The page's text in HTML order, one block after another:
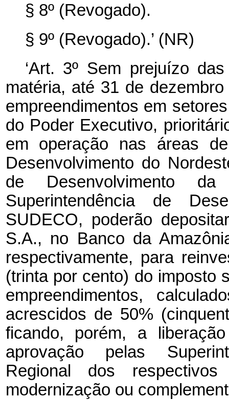
§ 8º (Revogado).
§ 9º (Revogado).’ (NR)
‘Art. 3º Sem prejuízo
matéria, até 31 de
empreendimentos em
do Poder Executivo,
em operação nas áreas
Desenvolvimento do
de Desenvolvimento
Superintendência de
SUDECO, poderão
S.A., no Banco da
respectivamente, para
(trinta por cento) do imposto
empreendimentos,
acrescidos de 50%
ficando, porém, a
aprovação pelas
Regional dos
modernização ou